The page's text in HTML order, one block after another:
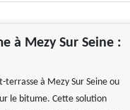
à Mezy Sur Seine :
à Mezy Sur Seine ou
le bitume. Cette solution